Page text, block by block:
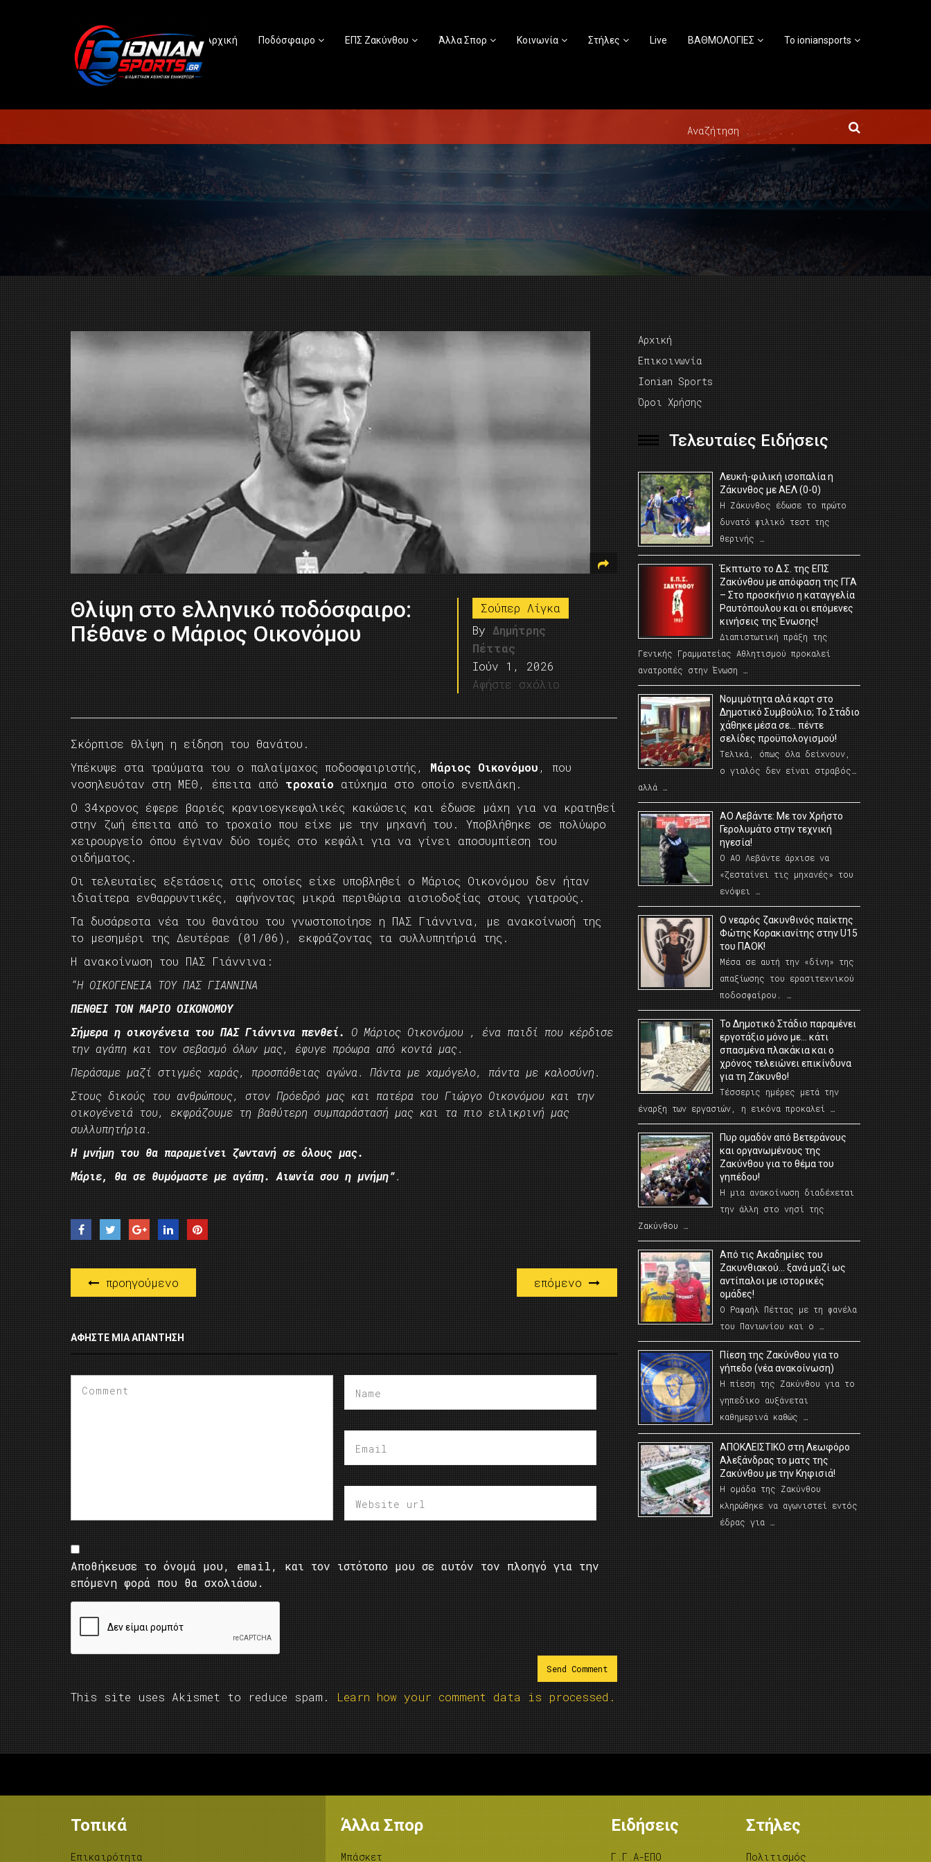
Αρχική Ποδόσφαιρο ΕΠΣ Ζακύνθου Άλλα Σπορ Κοινωνία Στήλες Live ΒΑΘΜΟΛΟΓΙΕΣ Το ioniansports
Θλίψη στο ελληνικό ποδόσφαιρο:
Πέθανε ο Μάριος Οικονόμου
Σούπερ Λίγκα
By Δημήτρης
Πέττας
Ιούν 1, 2026
Αφήστε σχόλιο
Σκόρπισε θλίψη η είδηση του θανάτου.
Υπέκυψε στα τραύματα του ο παλαίμαχος ποδοσφαιριστής, Μάριος Οικονόμου , που
νοσηλευόταν στη ΜΕΘ, έπειτα από τροχαίο ατύχημα στο οποίο ενεπλάκη.
Ο 34χρονος έφερε βαριές κρανιοεγκεφαλικές κακώσεις και έδωσε μάχη για να κρατηθεί
στην ζωή έπειτα από το τροχαίο που είχε με την μηχανή του. Υποβλήθηκε σε πολύωρο
χειρουργείο όπου έγιναν δύο τομές στο κεφάλι για να γίνει αποσυμπίεση του
οιδήματος.
Οι τελευταίες εξετάσεις στις οποίες είχε υποβληθεί ο Μάριος Οικονόμου δεν ήταν
ιδιαίτερα ενθαρρυντικές, αφήνοντας μικρά περιθώρια αισιοδοξίας στους γιατρούς.
Τα δυσάρεστα νέα του θανάτου του γνωστοποίησε η ΠΑΣ Γιάννινα, με ανακοίνωσή της
το μεσημέρι της Δευτέραε (01/06), εκφράζοντας τα συλλυπητήριά της.
Η ανακοίνωση του ΠΑΣ Γιάννινα:
“Η ΟΙΚΟΓΕΝΕΙΑ ΤΟΥ ΠΑΣ ΓΙΑΝΝΙΝΑ
ΠΕΝΘΕΙ ΤΟΝ ΜΑΡΙΟ ΟΙΚΟΝΟΜΟΥ
Σήμερα η οικογένεια του ΠΑΣ Γιάννινα πενθεί.
Ο Μάριος Οικονόμου , ένα παιδί που κέρδισε
την αγάπη και τον σεβασμό όλων μας, έφυγε πρόωρα από κοντά μας.
Περάσαμε μαζί στιγμές χαράς, προσπάθειας αγώνα. Πάντα με χαμόγελο, πάντα με καλοσύνη.
Στους δικούς του ανθρώπους, στον Πρόεδρό μας και πατέρα του Γιώργο Οικονόμου και την
οικογένειά του, εκφράζουμε τη βαθύτερη συμπαράστασή μας και τα πιο ειλικρινή μας
συλλυπητήρια.
Η μνήμη του θα παραμείνει ζωντανή σε όλους μας.
Μάριε, θα σε θυμόμαστε με αγάπη. Αιωνία σου η μνήμη”.
προηγούμενο επόμενο
ΑΦΉΣΤΕ ΜΙΑ ΑΠΆΝΤΗΣΗ
Αποθήκευσε το όνομά μου, email, και τον ιστότοπο μου σε αυτόν τον πλοηγό για την
επόμενη φορά που θα σχολιάσω.
This site uses Akismet to reduce spam. Learn how your comment data is processed.
Αρχική
Επικοινωνία
Ionian Sports
Όροι Χρήσης
Τελευταίες Ειδήσεις
Λευκή-φιλική ισοπαλία η
Ζάκυνθος με ΑΕΛ (0-0)
Η Ζάκυνθος έδωσε το πρώτο
δυνατό φιλικό τεστ της
θερινής …
Έκπτωτο το Δ.Σ. της ΕΠΣ
Ζακύνθου με απόφαση της ΓΓΑ
– Στο προσκήνιο η καταγγελία
Ραυτόπουλου και οι επόμενες
κινήσεις της Ένωσης!
Διαπιστωτική πράξη της
Γενικής Γραμματείας Αθλητισμού προκαλεί
ανατροπές στην Ένωση …
Νομιμότητα αλά καρτ στο
Δημοτικό Συμβούλιο; Το Στάδιο
χάθηκε μέσα σε… πέντε
σελίδες προϋπολογισμού!
Τελικά, όπως όλα δείχνουν,
ο γιαλός δεν είναι στραβός…
αλλά …
ΑΟ Λεβάντε: Με τον Χρήστο
Γερολυμάτο στην τεχνική
ηγεσία!
Ο ΑΟ Λεβάντε άρχισε να
«ζεσταίνει τις μηχανές» του
ενόψει …
O νεαρός ζακυνθινός παίκτης
Φώτης Κορακιανίτης στην U15
του ΠΑΟΚ!
Μέσα σε αυτή την «δίνη» της
απαξίωσης του ερασιτεχνικού
ποδοσφαίρου. …
Το Δημοτικό Στάδιο παραμένει
εργοτάξιο μόνο με… κάτι
σπασμένα πλακάκια και ο
χρόνος τελειώνει επικίνδυνα
για τη Ζάκυνθο!
Τέσσερις ημέρες μετά την
έναρξη των εργασιών, η εικόνα προκαλεί …
Πυρ ομαδόν από Βετεράνους
και οργανωμένους της
Ζακύνθου για το θέμα του
γηπέδου!
Η μια ανακοίνωση διαδέχεται
την άλλη στο νησί της
Ζακύνθου …
Από τις Ακαδημίες του
Ζακυνθιακού… ξανά μαζί ως
αντίπαλοι με ιστορικές
ομάδες!
Ο Ραφαήλ Πέττας με τη φανέλα
του Πανιωνίου και ο …
Πίεση της Ζακύνθου για το
γήπεδο (νέα ανακοίνωση)
Η πίεση της Ζακύνθου για το
γηπεδικο αυξάνεται
καθημερινά καθώς …
AΠΟΚΛΕΙΣΤΙΚΟ στη Λεωφόρο
Αλεξάνδρας το ματς της
Ζακύνθου με την Κηφισιά!
Η ομάδα της Ζακύνθου
κληρώθηκε να αγωνιστεί εντός
έδρας για …
Τοπικά
Επικαιρότητα
Άλλα Σπορ
Μπάσκετ
Ειδήσεις
Γ.Γ.Α-ΕΠΟ
Στήλες
Πολιτισμός